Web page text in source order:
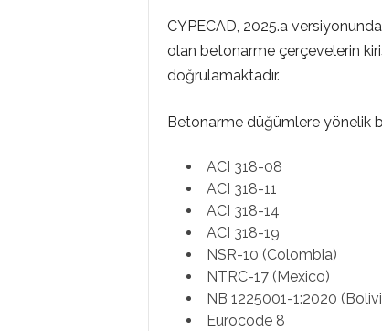
CYPECAD, 2025.a
olan betonarme çerçevelerin
doğrulamaktadır.
Betonarme düğümlere yönelik
ACI 318-08
ACI 318-11
ACI 318-14
ACI 318-19
NSR-10 (Colombia)
NTRC-17 (Mexico)
NB 1225001-1:2020
Eurocode 8